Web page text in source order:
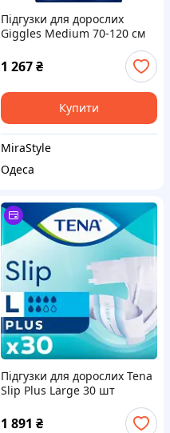
Підгузки для дорослих
Giggles Medium 70-120 см
1 267₴
Купити
MiraStyle
Одеса
Підгузки для дорослих Tena
Slip Plus Large 30 шт
1 891 ₴